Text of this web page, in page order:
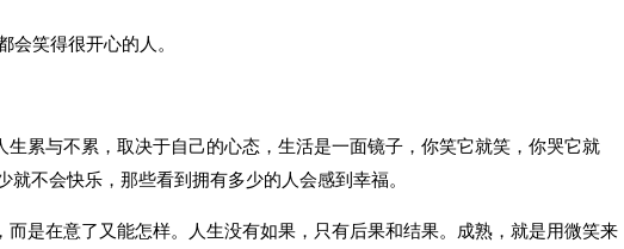
笑得很开心的人。
累与不累，取决于自己的心态，生活是一面镜子，你笑它就笑，你哭它就
就不会快乐，那些看到拥有多少的人会感到幸福。
是在意了又能怎样。人生没有如果，只有后果和结果。成熟，就是用微笑来